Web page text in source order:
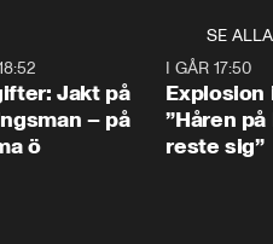
SE ALLA
Jakt på
– på
ö
I GÅR 17:50
Explosion
”Håren
reste sig”